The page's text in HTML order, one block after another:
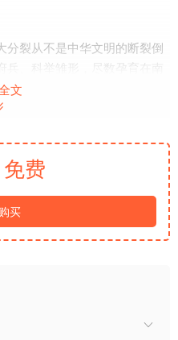
分裂从不是中华文明的断裂倒
兵、科举雏形，尽数孕育在南
的鼎盛根源，这本打通十六国
质读本。
文
免费
买